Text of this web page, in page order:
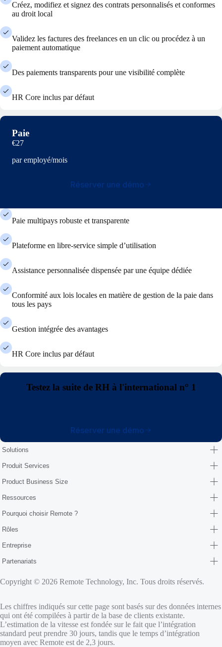
Créez, modifiez et signez des contrats personnalisés et conformes
au droit local
Validez les factures des freelances en un clic ou procédez à un
paiement automatique
Des paiements transparents pour une visibilité complète
HR Core inclus par défaut
Paie
€27
par employé/mois
Réserver une démo
Paie multipays robuste et transparente
Plateforme en libre-service simple d’utilisation
Assistance personnalisée dispensée par une équipe dédiée
Conformité aux lois locales en matière de gestion de la paie dans
tous les pays
Gestion intégrée des avantages
HR Core inclus par défaut
Testez la suite de RH à l'international n° 1
Réserver une démo
Solutions
Produit Services
Product Business Size
Ressources
Pourquoi choisir Remote ?
Rôles
Entreprise
Partenariats
Copyright © 2026 Remote Technology, Inc. Tous droits réservés.
Les chiffres indiqués sur cette page sont basés sur des données internes
qui ont été compilées à partir de la base de clients existante.
L’estimation de la vitesse est fondée sur le fait que l’intégration
standard peut prendre 30 jours, tandis que le temps d’intégration
moyen avec Remote est de 2,3 jours.